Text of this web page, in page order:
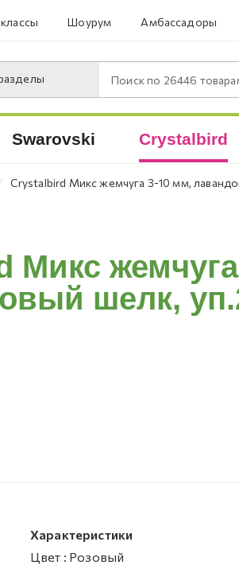
Шоурум Амбассадоры
Поиск по 26446 товарам.
Swarovski Crystalbird
Crystalbird Микс жемчуга 3-10 мм,
Микс
шелк,
Характеристики
Цвет : Розовый